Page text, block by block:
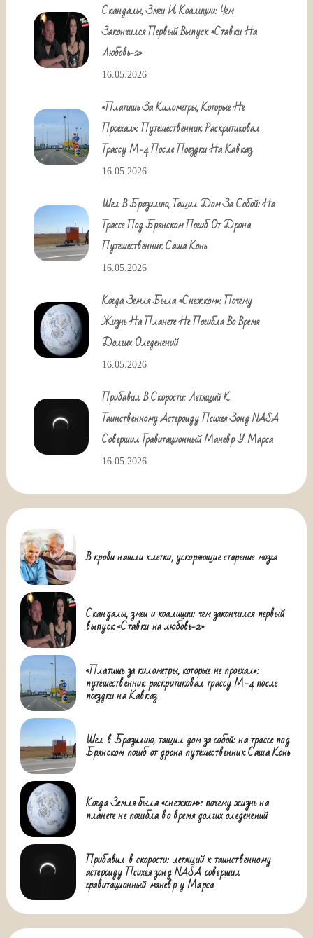
Скандалы, Змеи И Коалиции: Чем
Закончился Первый Выпуск «Ставки На
Любовь-2»
16.05.2026
«Платишь За Километры, Которые Не
Проехал»: Путешественник Раскритиковал
Трассу М-4 После Поездки На Кавказ
16.05.2026
Шел В Бразилию, Тащил Дом За Собой: На
Трассе Под Брянском Погиб От Дрона
Путешественник Саша Конь
16.05.2026
Когда Земля Была «снежком»: Почему
Жизнь На Планете Не Погибла Во Время
Долгих Оледенений
16.05.2026
Прибавил В Скорости: Летящий К
Таинственному Астероиду Психея Зонд NASA
Совершил Гравитационный Маневр У Марса
16.05.2026
В крови нашли клетки, ускоряющие старение мозга
Скандалы, змеи и коалиции: чем закончился первый
выпуск «Ставки на любовь-2»
«Платишь за километры, которые не проехал»:
путешественник раскритиковал трассу М-4 после
поездки на Кавказ
Шел в Бразилию, тащил дом за собой: на трассе под
Брянском погиб от дрона путешественник Саша Конь
Когда Земля была «снежком»: почему жизнь на
планете не погибла во время долгих оледенений
Прибавил в скорости: летящий к таинственному
астероиду Психея зонд NASA совершил
гравитационный маневр у Марса